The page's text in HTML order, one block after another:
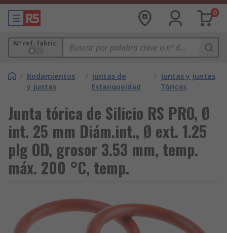
0
Nº ref. fabric.
/ Rodamientos
y Juntas
/ Juntas de
Estanqueidad
/ Juntas y Juntas
Tóricas
Junta tórica de Silicio RS PRO, Ø
int. 25 mm Diám.int., Ø ext. 1.25
plg OD, grosor 3.53 mm, temp.
máx. 200 °C, temp.